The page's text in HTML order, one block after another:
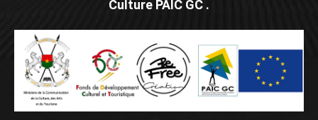
Culture PAIC GC .